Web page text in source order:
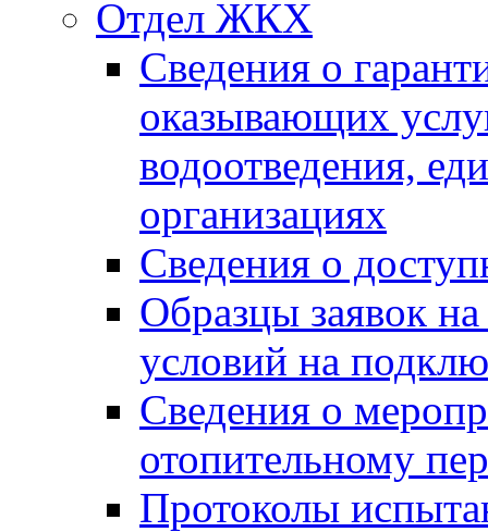
Отдел ЖКХ
Сведения о
оказывающих
водоотведения,
организациях
Сведения о
Образцы заявок
условий на
Сведения о
отопительному
Протоколы